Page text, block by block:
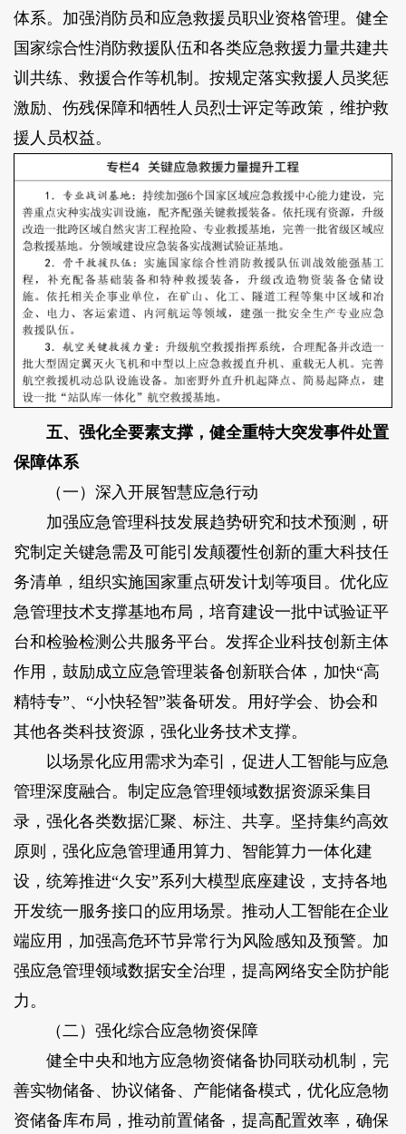
体系。加强消防员和应急救援员职业资格管理。健全
国家综合性消防救援队伍和各类应急救援力量共建共
训共练、救援合作等机制。按规定落实救援人员奖惩
激励、伤残保障和牺牲人员烈士评定等政策，维护救
援人员权益。
五、强化全要素支撑，健全重特大突发事件处置
保障体系
（一）深入开展智慧应急行动
加强应急管理科技发展趋势研究和技术预测，研
究制定关键急需及可能引发颠覆性创新的重大科技任
务清单，组织实施国家重点研发计划等项目。优化应
急管理技术支撑基地布局，培育建设一批中试验证平
台和检验检测公共服务平台。发挥企业科技创新主体
作用，鼓励成立应急管理装备创新联合体，加快“高
精特专”、“小快轻智”装备研发。用好学会、协会和
其他各类科技资源，强化业务技术支撑。
以场景化应用需求为牵引，促进人工智能与应急
管理深度融合。制定应急管理领域数据资源采集目
录，强化各类数据汇聚、标注、共享。坚持集约高效
原则，强化应急管理通用算力、智能算力一体化建
设，统筹推进“久安”系列大模型底座建设，支持各地
开发统一服务接口的应用场景。推动人工智能在企业
端应用，加强高危环节异常行为风险感知及预警。加
强应急管理领域数据安全治理，提高网络安全防护能
力。
（二）强化综合应急物资保障
健全中央和地方应急物资储备协同联动机制，完
善实物储备、协议储备、产能储备模式，优化应急物
资储备库布局，推动前置储备，提高配置效率，确保